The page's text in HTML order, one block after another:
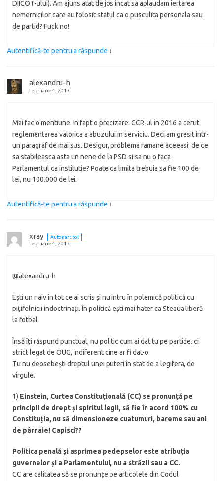
DIICOT-ului). Am ajuns atat de jos incat sa aplaudam iertarea
nemernicilor care au folosit statul ca o pusculita personala sau
de partid? Fuck no!
Autentifică-te pentru a răspunde ↓
alexandru-h
februarie 4, 2017
Mai fac o mentiune. In fapt o precizare: CCR-ul in 2016 a cerut
reglementarea valorica a abuzului in serviciu. Deci am gresit intr-
un paragraf de mai sus. Desigur, problema ramane aceeasi: de ce
sa stabileasca asta un nene de la PSD si sa nu o faca
Parlamentul ca institutie? Poate ca limita trebuia sa fie 100 de
lei, nu 100.000 de lei.
Autentifică-te pentru a răspunde ↓
xray
Autor articol
februarie 4, 2017
@alexandru-h
Ești un naiv în tot ce ai scris și nu intru în polemică politică cu
pițifelnicii indoctrinați. În politică ești mai hater ca Steaua liberă
la fotbal.
Însă îți răspund punctual, nu politic cum ai dat tu pe partide, ci
strict legat de OUG, indiferent cine ar fi dat-o.
Tu nu deosebești dreptul unei puteri în stat de a legifera, de
virgule.
1) Einstein, Curtea Constituțională (CC) se pronunță pe
principii de drept și spiritul legii, să fie în acord 100% cu
Constituția, nu să dimensioneze cuatumuri, bareme sau ani
de pârnaie! Capisci??
Politica penală și asprimea pedepselor este atribuția
guvernelor și a Parlamentului, nu a străzii sau a CC.
CC are calitatea să se pronunțe pe articolele din Codul